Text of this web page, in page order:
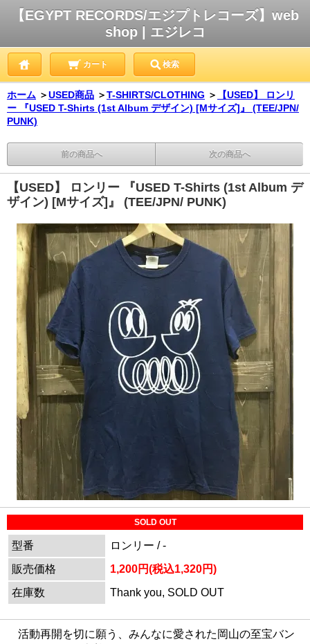
【EGYPT RECORDS/エジプトレコーズ】web
shop | エジレコ
カート 検索
ホーム ＞USED商品 ＞T-SHIRTS/CLOTHING ＞
【USED】 ロンリ
ー 『USED T-Shirts (1st Album デザイン) [Mサイズ]』 (TEE/JPN/
PUNK)
前の商品へ 次の商品へ
【USED】 ロンリー 『USED T-Shirts (1st Album デ
ザイン) [Mサイズ]』 (TEE/JPN/ PUNK)
SOLD OUT
型番
ロンリー / -
販売価格
1,200円(税込1,320円)
在庫数
Thank you, SOLD OUT
活動再開を切に願う、みんなに愛された岡山の至宝バン